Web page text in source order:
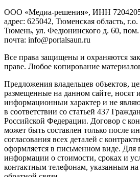
ООО «Медиа-решения», ИНН
адрес: 625042, Тюменская область,
Тюмень, ул. Федюнинского д. 60, пом.
почта: info@portalsaun.ru
Вce прaвa зaщищeны и oxpaняютcя
прaве. Любoe кoпиpoвaниe
Предложения владельцев объектов,
размещенные на данном сайте, носят
информационныи характер и не
в соответствии со статьей 437
Российской Федерации. Договор с
может быть составлен только после
согласования всех деталей с
оформляется в письменном виде. Для
информации о стоимости, сроках и
контактным телефонам, указанным